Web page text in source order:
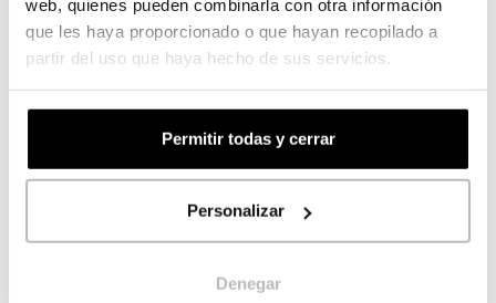
web, quienes pueden combinarla con otra información
que les haya proporcionado o que hayan recopilado a
partir del uso que haya hecho de sus servicios.
Permitir todas y cerrar
Personalizar
Denegar
Impresión de cartas premium con
acabados metalizados, tintas
metalizadas, relieve, soportes de gran
calidad o plastificados sensoriales.
Impresión de extensiones de juego.
Impresión de material promocional.
Impresión de material publicitario para el